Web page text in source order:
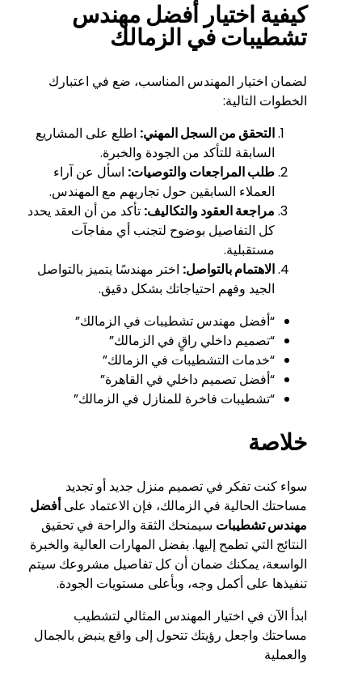
كيفية اختيار أفضل مهندس
تشطيبات في الزمالك
لضمان اختيار المهندس المناسب، ضع في اعتبارك
الخطوات التالية:
التحقق من السجل المهني: اطلع على المشاريع
السابقة للتأكد من الجودة والخبرة.
طلب المراجعات والتوصيات: اسأل عن آراء
العملاء السابقين حول تجاربهم مع المهندس.
مراجعة العقود والتكاليف: تأكد من أن العقد يحدد
كل التفاصيل بوضوح لتجنب أي مفاجآت
مستقبلية.
الاهتمام بالتواصل: اختر مهندسًا يتميز بالتواصل
الجيد وفهم احتياجاتك بشكل دقيق.
“أفضل مهندس تشطيبات في الزمالك”
“تصميم داخلي راقٍ في الزمالك”
“خدمات التشطيبات في الزمالك”
“أفضل تصميم داخلي في القاهرة”
“تشطيبات فاخرة للمنازل في الزمالك”
خلاصة
سواء كنت تفكر في تصميم منزل جديد أو تجديد
مساحتك الحالية في الزمالك، فإن الاعتماد علىأفضل
مهندس تشطيبات سيمنحك الثقة والراحة في تحقيق
النتائج التي تطمح إليها. بفضل المهارات العالية والخبرة
الواسعة، يمكنك ضمان أن كل تفاصيل مشروعك سيتم
تنفيذها على أكمل وجه، وبأعلى مستويات الجودة.
ابدأ الآن في اختيار المهندس المثالي لتشطيب
مساحتك واجعل رؤيتك تتحول إلى واقع ينبض بالجمال
والعملية